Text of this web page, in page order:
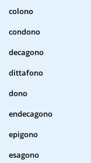
colono
condono
decagono
dittafono
dono
endecagono
epigono
esagono